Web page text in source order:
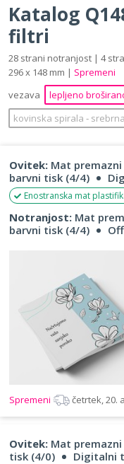
Katalog
filtri
28 strani notranjost | 4
296 x 148 mm | Spremeni
vezava
lepljeno
kovinska spirala ‐ srebrna
Ovitek: Mat
barvni tisk (4/4)
Enostranska mat
Notranjost: Mat
barvni tisk (4/4)
Spremeni četrtek, 20.
Ovitek: Mat
tisk (4/0)
Digitalni